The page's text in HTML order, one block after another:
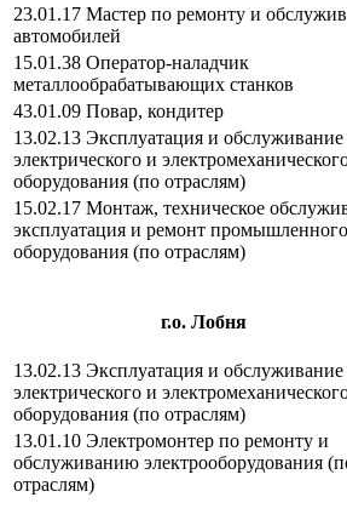
23.01.17 Мастер по ремонту и
автомобилей
15.01.38 Оператор-наладчик
металлообрабатывающих станков
43.01.09 Повар, кондитер
13.02.13 Эксплуатация и обслуживание
электрического и
оборудования (по отраслям)
15.02.17 Монтаж, техническое
эксплуатация и ремонт промышленного
оборудования (по отраслям)
г.о. Лобня
13.02.13 Эксплуатация и обслуживание
электрического и
оборудования (по отраслям)
13.01.10 Электромонтер по ремонту и
обслуживанию электрооборудования
отраслям)